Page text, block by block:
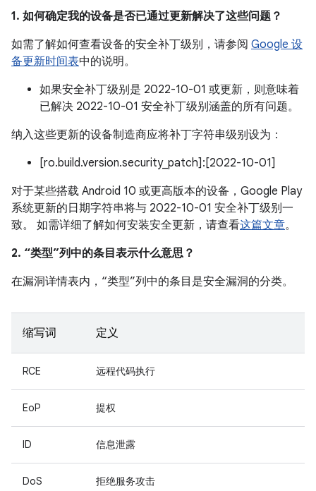
1. 如何确定我的设备是否已通过更新解决了这些问题？
如需了解如何查看设备的安全补丁级别，请参阅 Google 设
备更新时间表中的说明。
如果安全补丁级别是 2022-10-01 或更新，则意味着
已解决 2022-10-01 安全补丁级别涵盖的所有问题。
纳入这些更新的设备制造商应将补丁字符串级别设为：
[ro.build.version.security_patch]:[2022-10-01]
对于某些搭载 Android 10 或更高版本的设备，Google Play
系统更新的日期字符串将与 2022-10-01 安全补丁级别一
致。 如需详细了解如何安装安全更新，请查看这篇文章。
2. “类型”列中的条目表示什么意思？
在漏洞详情表内，“类型”列中的条目是安全漏洞的分类。
缩写词 定义
RCE 远程代码执行
EoP 提权
ID 信息泄露
DoS 拒绝服务攻击